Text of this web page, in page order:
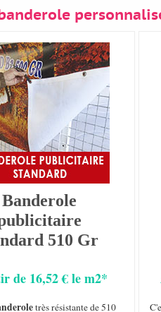
Banderole
510 Gr
de 16,52 € le m2*
très résistante de 510